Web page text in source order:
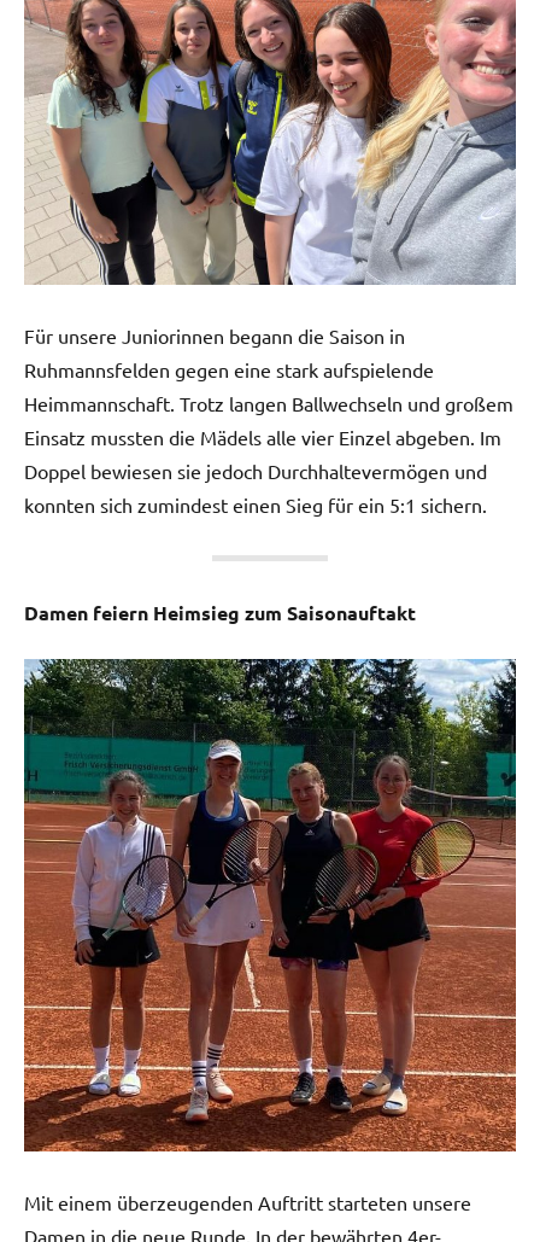
Für unsere Juniorinnen begann die Saison in
Ruhmannsfelden gegen eine stark aufspielende
Heimmannschaft. Trotz langen Ballwechseln und großem
Einsatz mussten die Mädels alle vier Einzel abgeben. Im
Doppel bewiesen sie jedoch Durchhaltevermögen und
konnten sich zumindest einen Sieg für ein 5:1 sichern.
Damen feiern Heimsieg zum Saisonauftakt
Mit einem überzeugenden Auftritt starteten unsere
Damen in die neue Runde. In der bewährten 4er-